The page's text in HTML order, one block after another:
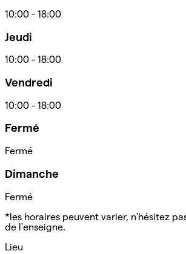
10:00 - 18:00
Jeudi
10:00 - 18:00
Vendredi
10:00 - 18:00
Fermé
Fermé
Dimanche
Fermé
*les horaires peuvent varier, n'hésitez
de l'enseigne.
Lieu